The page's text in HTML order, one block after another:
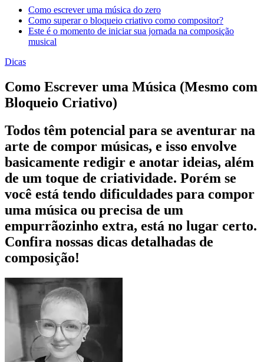
Como escrever uma música do zero
Como superar o bloqueio criativo como compositor?
Este é o momento de iniciar sua jornada na composição
musical
Dicas
Como Escrever uma Música (Mesmo com
Bloqueio Criativo)
Todos têm potencial para se aventurar na
arte de compor músicas, e isso envolve
basicamente redigir e anotar ideias, além
de um toque de criatividade. Porém se
você está tendo dificuldades para compor
uma música ou precisa de um
empurrãozinho extra, está no lugar certo.
Confira nossas dicas detalhadas de
composição!